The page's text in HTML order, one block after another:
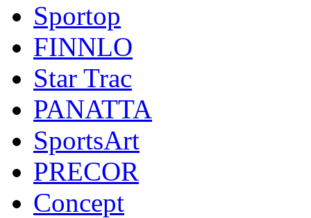
Sportop
FINNLO
Star Trac
PANATTA
SportsArt
PRECOR
Concept